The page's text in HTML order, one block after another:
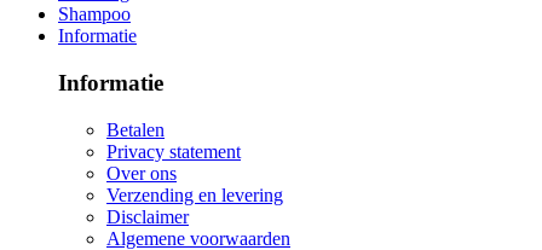
Shampoo
Informatie
Informatie
Betalen
Privacy statement
Over ons
Verzending en levering
Disclaimer
Algemene voorwaarden